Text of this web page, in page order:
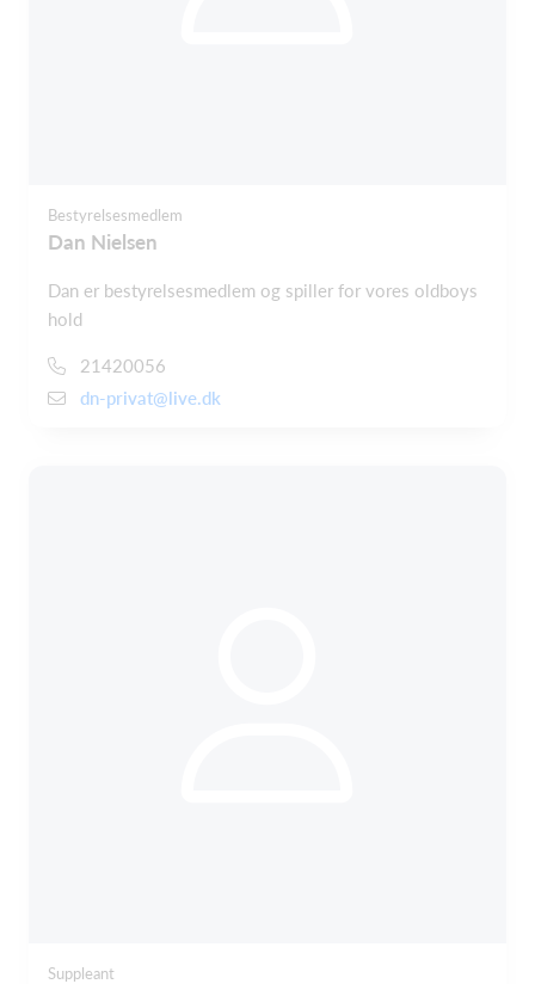
Bestyrelsesmedlem
Dan Nielsen
Dan er bestyrelsesmedlem og spiller for vores oldboys
hold
21420056
dn-privat@live.dk
Suppleant